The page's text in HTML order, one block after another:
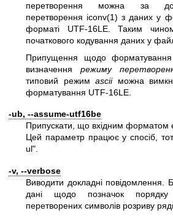
перетворення можна за
перетворення iconv(1) з даних у
форматі UTF-16LE. Таким
початкового кодування даних у
Припущення щодо
визначення режиму
типовий режим asciiможна
форматування UTF-16LE.
-ub, --assume-utf16be
Припускати, що вхідним форматом
Цей параметр працює у спосіб,
ul".
-v, --verbose
Виводити докладні повідомлення.
дані щодо позначок порядку
перетворених символів розриву